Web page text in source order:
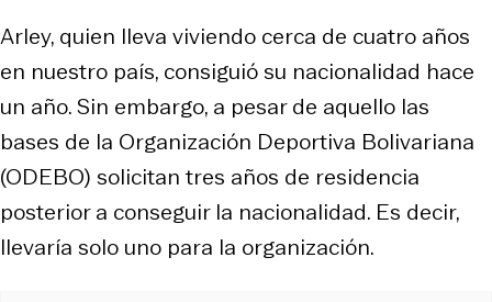
Arley, quien lleva viviendo cerca de cuatro años
en nuestro país, consiguió su nacionalidad hace
un año. Sin embargo, a pesar de aquello las
bases de la Organización Deportiva Bolivariana
(ODEBO) solicitan tres años de residencia
posterior a conseguir la nacionalidad. Es decir,
llevaría solo uno para la organización.